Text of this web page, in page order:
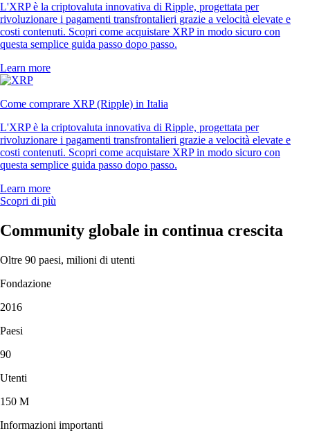
L'XRP è la criptovaluta innovativa di Ripple, progettata per
rivoluzionare i pagamenti transfrontalieri grazie a velocità elevate e
costi contenuti. Scopri come acquistare XRP in modo sicuro con
questa semplice guida passo dopo passo.
Learn more
Come comprare XRP (Ripple) in Italia
L'XRP è la criptovaluta innovativa di Ripple, progettata per
rivoluzionare i pagamenti transfrontalieri grazie a velocità elevate e
costi contenuti. Scopri come acquistare XRP in modo sicuro con
questa semplice guida passo dopo passo.
Learn more
Scopri di più
Community globale in continua crescita
Oltre 90 paesi, milioni di utenti
Fondazione
2016
Paesi
90
Utenti
150 M
Informazioni importanti